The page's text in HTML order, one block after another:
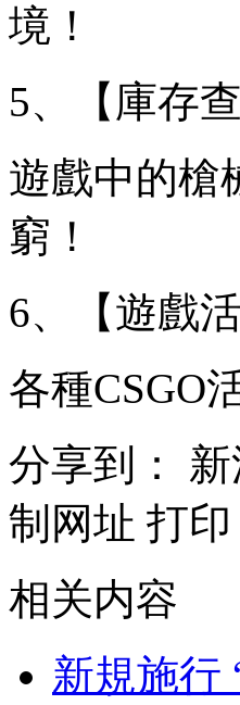
境！
5、【庫存查
遊戲中的槍
窮！
6、【遊戲活
各種CSGO
分享到：
制网址 打印
相关内容
新規施行